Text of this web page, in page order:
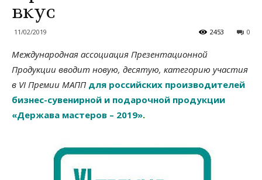
вкус
11/02/2019 0
2453
Международная ассоциация Презентационной
Продукции вводит новую, десятую, категорию участия
в VI Премии МАПП для российских производителей
бизнес-сувенирной и подарочной продукции
«Держава мастеров – 2019».